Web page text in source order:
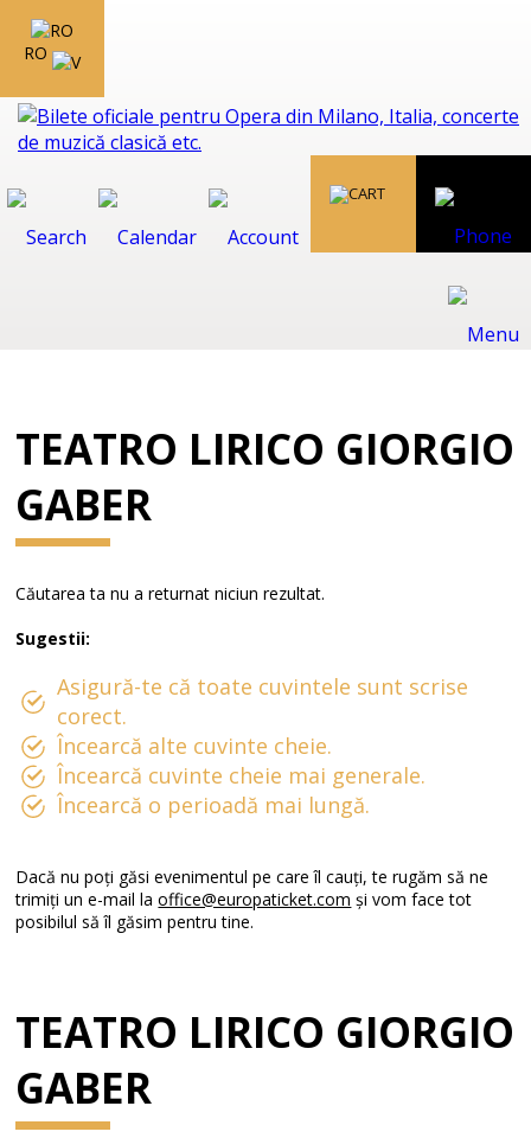
RO
TEATRO LIRICO GIORGIO
GABER
Căutarea ta nu a returnat niciun rezultat.
Sugestii:
Asigură-te că toate cuvintele sunt scrise
corect.
Încearcă alte cuvinte cheie.
Încearcă cuvinte cheie mai generale.
Încearcă o perioadă mai lungă.
Dacă nu poți găsi evenimentul pe care îl cauți, te rugăm să ne
trimiți un e-mail laoffice@europaticket.com și vom face tot
posibilul să îl găsim pentru tine.
TEATRO LIRICO GIORGIO
GABER